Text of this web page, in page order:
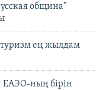
община"
ең жылдам
ның бірін